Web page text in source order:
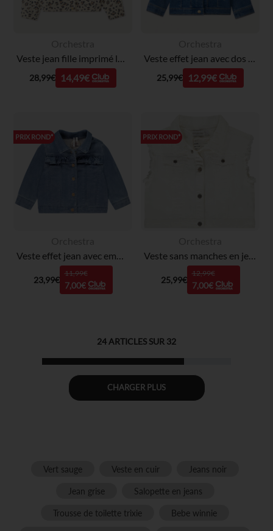
Veste jean fille imprimé léopard
28,99€ 14,49€
Veste effet jean avec dos brodé fleurs pour bébé fille
25,99€ 12,99€
PRIX ROND*
23,99€
11,99€
7,00€
PRIX ROND*
25,99€
12,99€
7,00€
24 ARTICLES SUR 32
CHARGER PLUS
Vert sauge Veste en cuir
Jeans noir
Jean grise
Salopette en jeans
Trousse de toilette trixie
Bebe winnie